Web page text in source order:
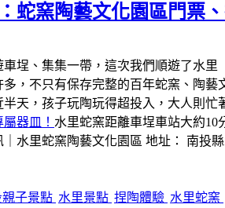
蛇窯陶藝文化園區門票
埕、集集一帶，這次我們順遊了水里
，不只有保存完整的百年蛇窯、陶
天，孩子玩陶玩得超投入，大人則
器皿！ 水里蛇窯距離車埕車站大約
水里蛇窯陶藝文化園區 地址： 南投
親子景點 水里景點 捏陶體驗 水里蛇窯